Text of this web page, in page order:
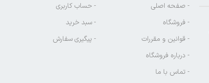
- صفحه اصلی
- فروشگاه
- قوانین و مقررات
- درباره فروشگاه
- تماس با ما
- حساب کاربری
- سبد خرید
- پیگیری سفارش